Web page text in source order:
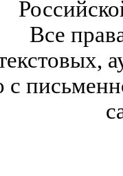
Все
с